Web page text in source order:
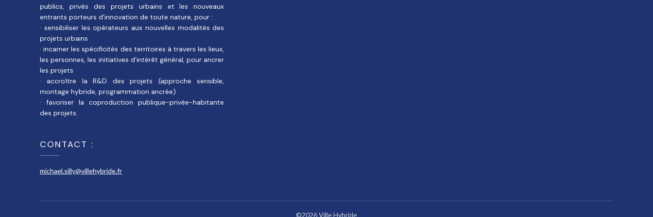
publics, privés des projets urbains et les nouveaux
entrants porteurs d’innovation de toute nature, pour :
· sensibiliser les opérateurs aux nouvelles modalités des
projets urbains
· incarner les spécificités des territoires à travers les lieux,
les personnes, les initiatives d’intérêt général, pour ancrer
les projets
· accroître la R&D des projets (approche sensible,
montage hybride, programmation ancrée)
· favoriser la coproduction publique-privée-habitante
des projets.
CONTACT :
michael.silly@villehybride.fr
©2026 Ville Hybride